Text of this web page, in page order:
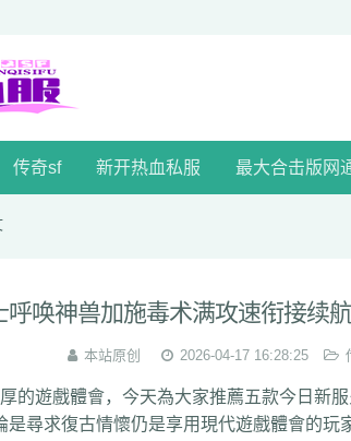
传奇sf 新开热血私服 最大合击版网
呼唤神兽加施毒术满攻速衔接续
本站原创 2026-04-17 16:28:25
遊戲體會，今天為大家推薦五款今日新服
古情懷仍是享用現代遊戲體會的玩家